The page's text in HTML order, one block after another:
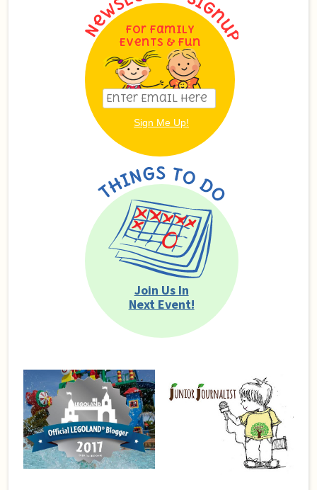
For Family
Events & Fun
Join Us In
Next Event!